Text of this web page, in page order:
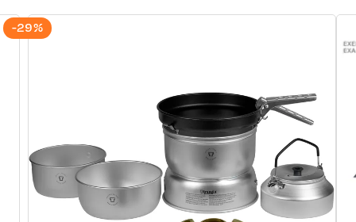
-29%